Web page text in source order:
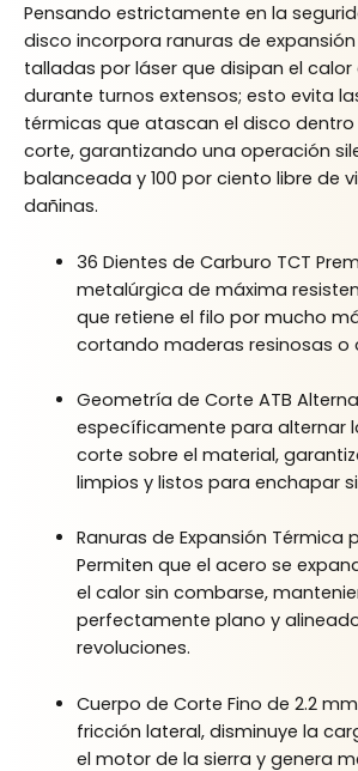
Pensando estrictamente en la
disco incorpora ranuras de
talladas por láser que disipan el
durante turnos extensos; esto evita
térmicas que atascan el disco
corte, garantizando una operación
balanceada y 100 por ciento libre de
dañinas.
36 Dientes de Carburo TCT
metalúrgica de máxima
que retiene el filo por mucho
cortando maderas resinosas o
Geometría de Corte ATB
específicamente para alternar
corte sobre el material,
limpios y listos para enchapar
Ranuras de Expansión Térmica
Permiten que el acero se
el calor sin combarse,
perfectamente plano y
revoluciones.
Cuerpo de Corte Fino de 2.2
fricción lateral, disminuye la
el motor de la sierra y genera